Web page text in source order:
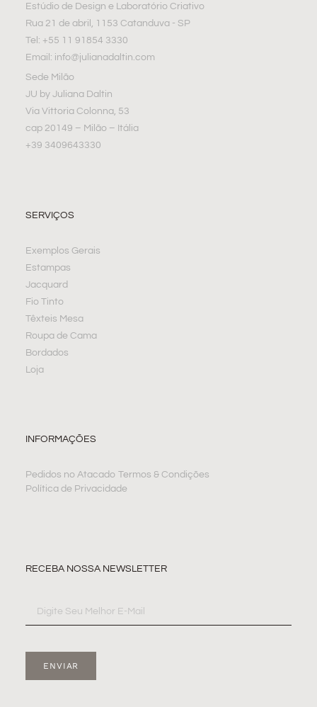
Estúdio de Design e Laboratório Criativo
Rua 21 de abril, 1153 Catanduva - SP
Tel: +55 11 91854 3330
Email: info@julianadaltin.com
Sede Milão
JU by Juliana Daltin
Via Vittoria Colonna, 53
cap 20149 – Milão – Itália
+39 3409643330
SERVIÇOS
Exemplos Gerais
Estampas
Jacquard
Fio Tinto
Têxteis Mesa
Roupa de Cama
Bordados
Loja
INFORMAÇÕES
Pedidos no Atacado Termos & Condições
Política de Privacidade
RECEBA NOSSA NEWSLETTER
ENVIAR